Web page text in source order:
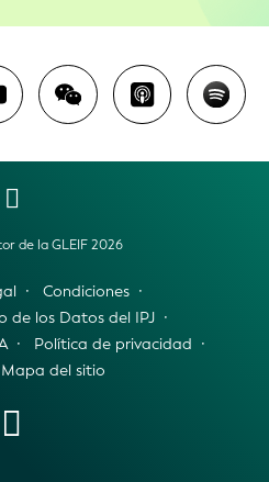
de la GLEIF 2026
Condiciones
de los Datos del IPJ
Política de privacidad
Mapa del sitio